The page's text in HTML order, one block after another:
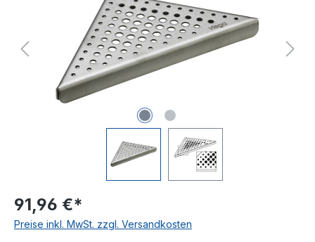
91,96 €*
Preise inkl. MwSt. zzgl. Versandkosten